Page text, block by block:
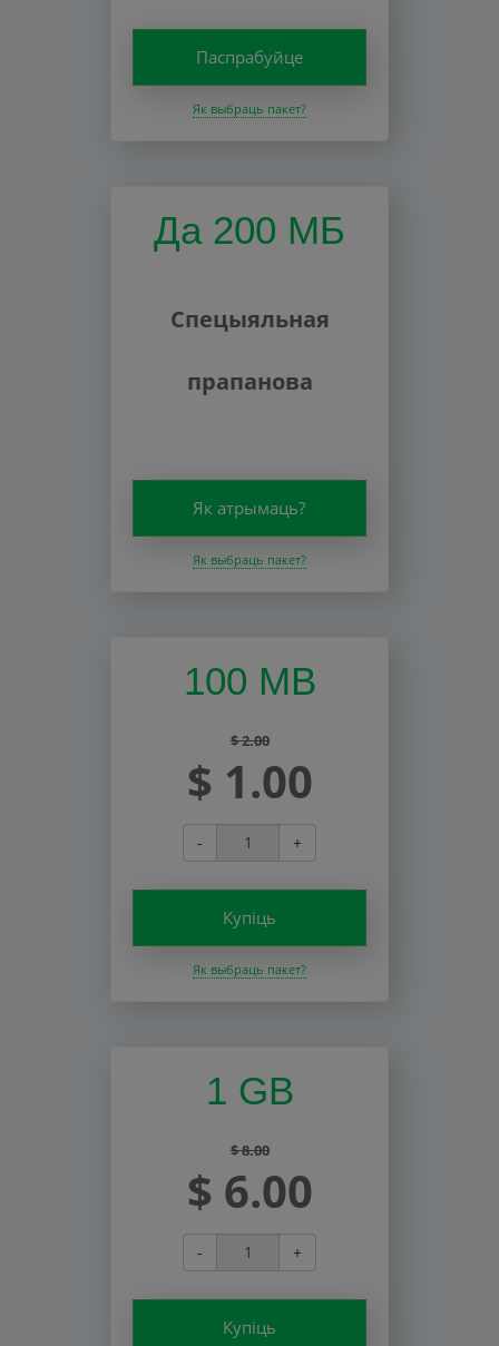
Паспрабуйце
Як выбраць пакет?
Да 200 МБ
Спецыяльная
прапанова
Як атрымаць?
Як выбраць пакет?
100 MB
$ 2.00
$ 1.00
- +
Купіць
Як выбраць пакет?
1 GB
$ 8.00
$ 6.00
- +
Купіць